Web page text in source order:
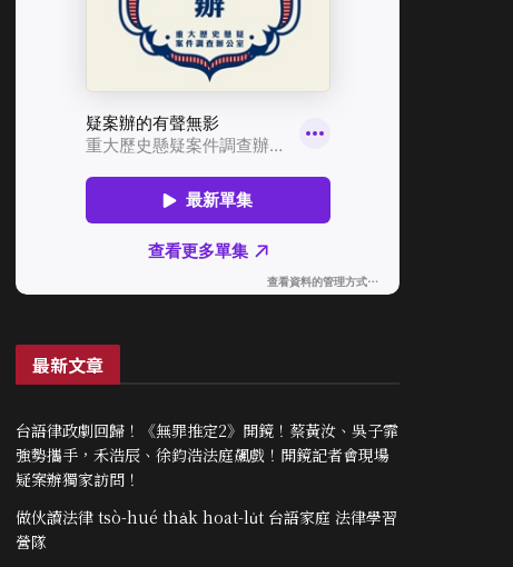
最新文章
台語律政劇回歸！《無罪推定2》開鏡！蔡黃汝、吳子霏
強勢攜手，禾浩辰、徐鈞浩法庭飆戲！開鏡記者會現場
疑案辦獨家訪問！
做伙讀法律 tsò-hué tha̍k hoat-lu̍t 台語家庭 法律學習
營隊